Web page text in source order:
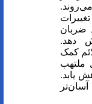
ضربان
دهد.
کمک
ملتهب
یابد.